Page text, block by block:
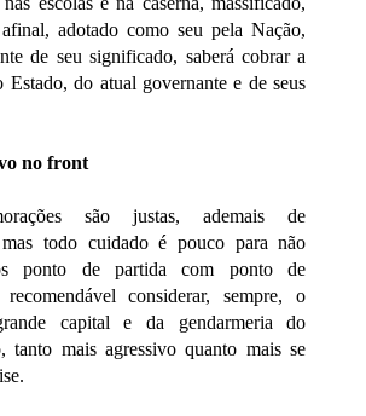
adotado como seu pela Nação,
de seu significado, saberá cobrar a
Estado, do atual governante e de seus
no front
são justas, ademais de
mas todo cuidado é pouco para não
ponto de partida com ponto de
considerar, sempre, o
capital e da gendarmeria do
tanto mais agressivo quanto mais se